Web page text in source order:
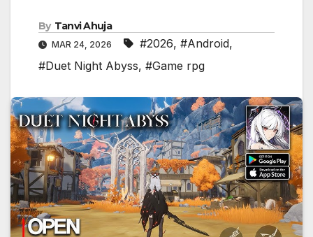
By Tanvi Ahuja
MAR 24, 2026 #2026, #Android,
#Duet Night Abyss, #Game rpg